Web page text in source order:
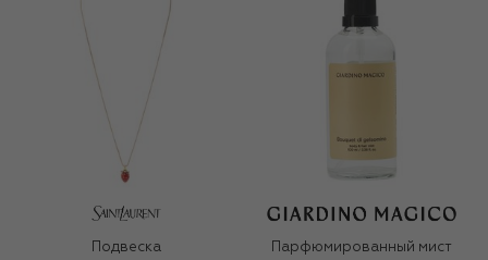
Подвеска
Парфюмированный мист